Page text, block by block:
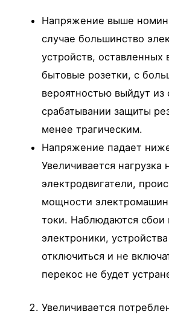
Напряжение выше
случае большинство
устройств,
бытовые розетки, с
вероятностью выйдут из
срабатывании защиты
менее трагическим.
Напряжение падает
Увеличивается нагрузка
электродвигатели,
мощности
токи. Наблюдаются сбои
электроники,
отключиться и не
перекос не будет
Увеличивается